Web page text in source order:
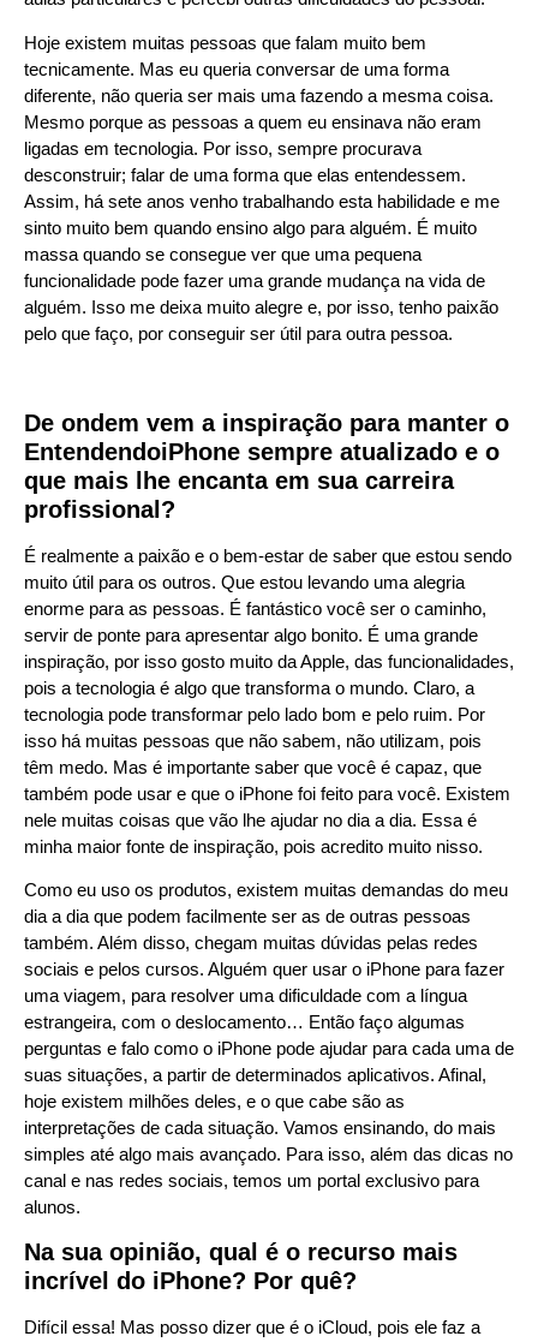
Hoje existem muitas pessoas que falam muito bem
tecnicamente. Mas eu queria conversar de uma forma
diferente, não queria ser mais uma fazendo a mesma coisa.
Mesmo porque as pessoas a quem eu ensinava não eram
ligadas em tecnologia. Por isso, sempre procurava
desconstruir; falar de uma forma que elas entendessem.
Assim, há sete anos venho trabalhando esta habilidade e me
sinto muito bem quando ensino algo para alguém. É muito
massa quando se consegue ver que uma pequena
funcionalidade pode fazer uma grande mudança na vida de
alguém. Isso me deixa muito alegre e, por isso, tenho paixão
pelo que faço, por conseguir ser útil para outra pessoa.
De ondem vem a inspiração para manter o
EntendendoiPhone sempre atualizado e o
que mais lhe encanta em sua carreira
profissional?
É realmente a paixão e o bem-estar de saber que estou sendo
muito útil para os outros. Que estou levando uma alegria
enorme para as pessoas. É fantástico você ser o caminho,
servir de ponte para apresentar algo bonito. É uma grande
inspiração, por isso gosto muito da Apple, das funcionalidades,
pois a tecnologia é algo que transforma o mundo. Claro, a
tecnologia pode transformar pelo lado bom e pelo ruim. Por
isso há muitas pessoas que não sabem, não utilizam, pois
têm medo. Mas é importante saber que você é capaz, que
também pode usar e que o iPhone foi feito para você. Existem
nele muitas coisas que vão lhe ajudar no dia a dia. Essa é
minha maior fonte de inspiração, pois acredito muito nisso.
Como eu uso os produtos, existem muitas demandas do meu
dia a dia que podem facilmente ser as de outras pessoas
também. Além disso, chegam muitas dúvidas pelas redes
sociais e pelos cursos. Alguém quer usar o iPhone para fazer
uma viagem, para resolver uma dificuldade com a língua
estrangeira, com o deslocamento… Então faço algumas
perguntas e falo como o iPhone pode ajudar para cada uma de
suas situações, a partir de determinados aplicativos. Afinal,
hoje existem milhões deles, e o que cabe são as
interpretações de cada situação. Vamos ensinando, do mais
simples até algo mais avançado. Para isso, além das dicas no
canal e nas redes sociais, temos um portal exclusivo para
alunos.
Na sua opinião, qual é o recurso mais
incrível do iPhone? Por quê?
Difícil essa! Mas posso dizer que é o iCloud, pois ele faz a